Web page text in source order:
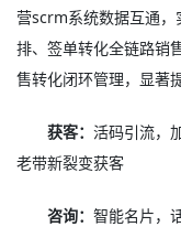
营scrm系统数据互通，
排、签单转化全链路销
售转化闭环管理，显著
获客：活码引流，
老带新裂变获客
咨询：智能名片，